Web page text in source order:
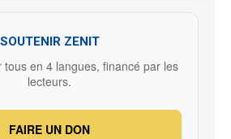
SOUTENIR ZENIT
tous en 4 langues, financé par les
lecteurs.
FAIRE UN DON